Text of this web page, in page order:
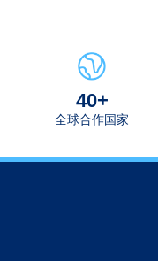
40+
全球合作国家